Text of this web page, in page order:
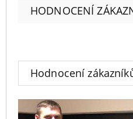
Hodnocení
HODNOCENÍ